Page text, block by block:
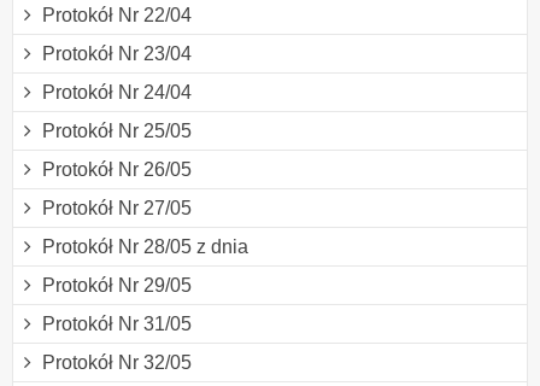
Protokół Nr 22/04
Protokół Nr 23/04
Protokół Nr 24/04
Protokół Nr 25/05
Protokół Nr 26/05
Protokół Nr 27/05
Protokół Nr 28/05 z dnia
Protokół Nr 29/05
Protokół Nr 31/05
Protokół Nr 32/05